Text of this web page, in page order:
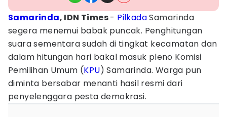
Samarinda, IDN Times- PilkadaSamarinda
segera menemui babak puncak. Penghitungan
suara sementara sudah di tingkat kecamatan dan
dalam hitungan hari bakal masuk pleno Komisi
Pemilihan Umum (KPU) Samarinda. Warga pun
diminta bersabar menanti hasil resmi dari
penyelenggara pesta demokrasi.